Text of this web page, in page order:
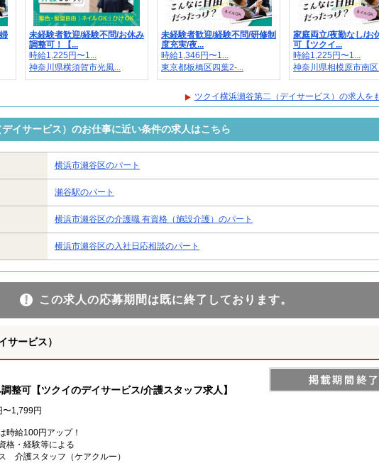
未経験者歓迎/経験不問/お休み
調整可！【...
時給1,225円〜1...
神奈川県横須賀市光風...
未経験者歓迎/経験不問/研修制
度充実/夜...
時給1,346円〜1...
東京都板橋区四葉2-...
家庭両立/夜勤なし/お
可【ツクイ...
時給1,225円〜1...
神奈川県相模原市南
ツクイ横浜瀬谷第二（デイサービス）の求人を
イサービス）のお仕事に近い条件の求人はこちら
横浜市瀬谷区のパート
瀬谷駅のパート
横浜市瀬谷区の介護職 有資格（施設介護）のパート
横浜市瀬谷区の入社日応相談のパート
この求人の応募期間は既に終了しております。
サービス）
整可【ツクイのデイサービス/介護スタッフ求人】
1,799円
時給100円アップ！
格・経験等による
介護スタッフ（ケアクルー）